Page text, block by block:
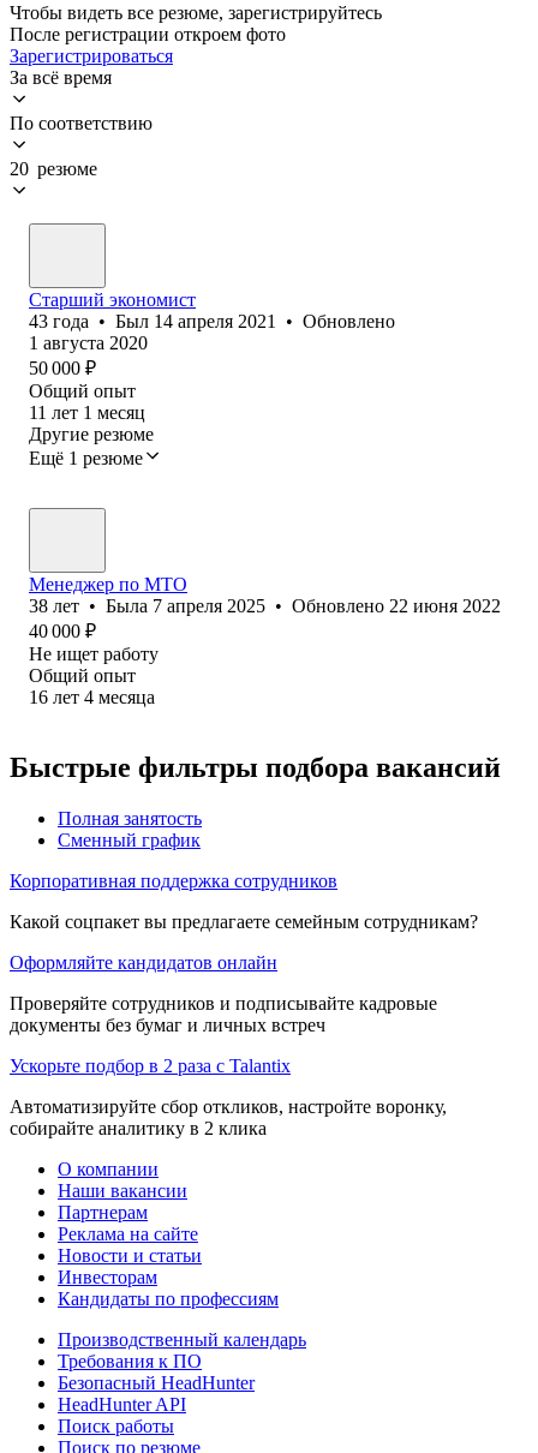
Чтобы видеть все резюме, зарегистрируйтесь
После регистрации откроем фото
Зарегистрироваться
За всё время
По соответствию
20 резюме
Старший экономист
43 года • Был 14 апреля 2021 • Обновлено
1 августа 2020
50 000 ₽
Общий опыт
11 лет 1 месяц
Другие резюме
Ещё 1 резюме
Менеджер по МТО
38 лет • Была 7 апреля 2025 • Обновлено 22 июня 2022
40 000 ₽
Не ищет работу
Общий опыт
16 лет 4 месяца
Быстрые фильтры подбора вакансий
Полная занятость
Сменный график
Корпоративная поддержка сотрудников
Какой соцпакет вы предлагаете семейным сотрудникам?
Оформляйте кандидатов онлайн
Проверяйте сотрудников и подписывайте кадровые
документы без бумаг и личных встреч
Ускорьте подбор в 2 раза с Talantix
Автоматизируйте сбор откликов, настройте воронку,
собирайте аналитику в 2 клика
О компании
Наши вакансии
Партнерам
Реклама на сайте
Новости и статьи
Инвесторам
Кандидаты по профессиям
Производственный календарь
Требования к ПО
Безопасный HeadHunter
HeadHunter API
Поиск работы
Поиск по резюме